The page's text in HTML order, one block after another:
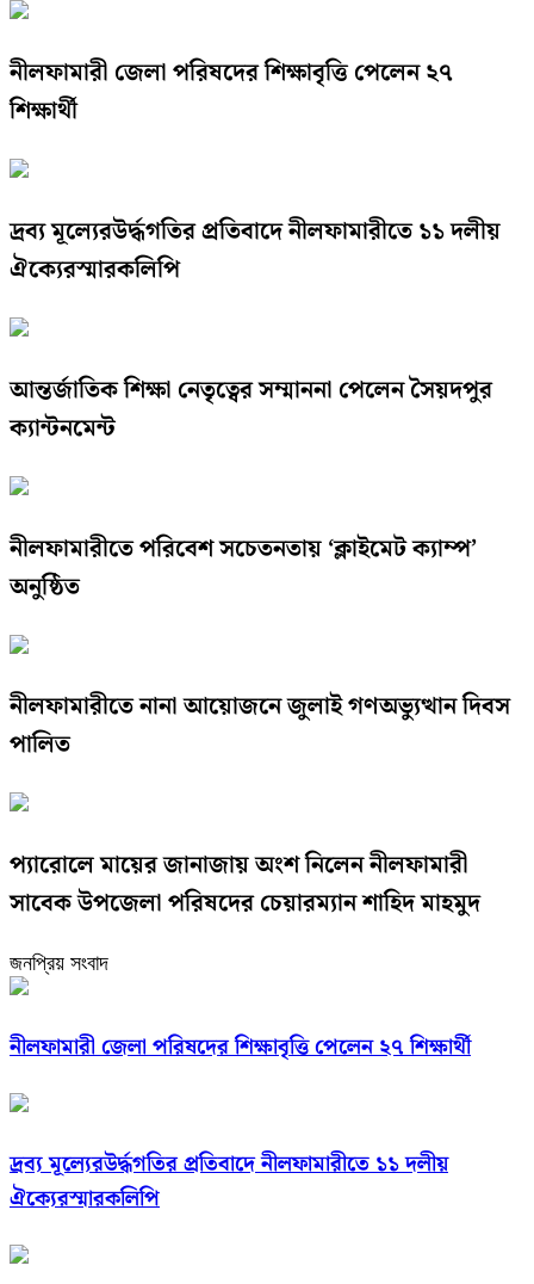
নীলফামারী জেলা পরিষদের শিক্ষাবৃত্তি পেলেন ২৭
শিক্ষার্থী
দ্রব্য মূল্যেরউর্দ্ধগতির প্রতিবাদে নীলফামারীতে ১১ দলীয়
ঐক্যেরস্মারকলিপি
আন্তর্জাতিক শিক্ষা নেতৃত্বের সম্মাননা পেলেন সৈয়দপুর
ক্যান্টনমেন্ট
নীলফামারীতে পরিবেশ সচেতনতায় ‘ক্লাইমেট ক্যাম্প’
অনুষ্ঠিত
নীলফামারীতে নানা আয়োজনে জুলাই গণঅভ্যুত্থান দিবস
পালিত
প্যারোলে মায়ের জানাজায় অংশ নিলেন নীলফামারী
সাবেক উপজেলা পরিষদের চেয়ারম্যান শাহিদ মাহমুদ
জনপ্রিয় সংবাদ
নীলফামারী জেলা পরিষদের শিক্ষাবৃত্তি পেলেন ২৭ শিক্ষার্থী
দ্রব্য মূল্যেরউর্দ্ধগতির প্রতিবাদে নীলফামারীতে ১১ দলীয়
ঐক্যেরস্মারকলিপি